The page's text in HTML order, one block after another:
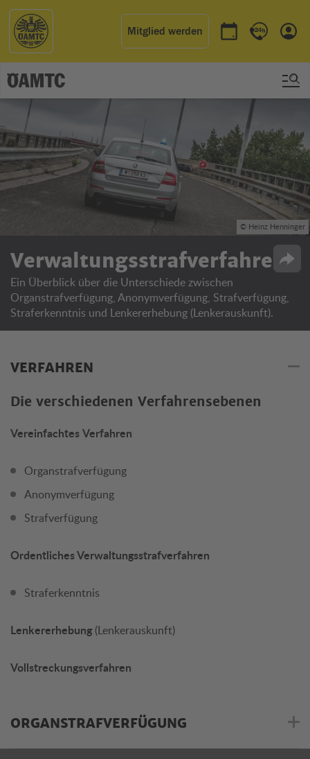
Mitglied werden
Termin buchen
Kontakt &
© Heinz Henninger
Verwaltungsstrafverfahren
Ein Überblick über die Unterschiede zwischen
Organstrafverfügung, Anonymverfügung, Strafverfügung,
Straferkenntnis und Lenkererhebung (Lenkerauskunft).
VERFAHREN
Die verschiedenen Verfahrensebenen
Vereinfachtes Verfahren
Organstrafverfügung
Anonymverfügung
Strafverfügung
Ordentliches Verwaltungsstrafverfahren
Straferkenntnis
Lenkererhebung (Lenkerauskunft)
Vollstreckungsverfahren
ORGANSTRAFVERFÜGUNG